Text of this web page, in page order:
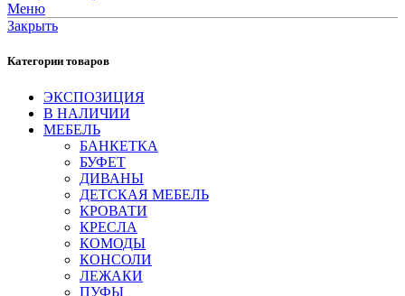
Меню
Закрыть
Категории товаров
ЭКСПОЗИЦИЯ
В НАЛИЧИИ
МЕБЕЛЬ
БАНКЕТКА
БУФЕТ
ДИВАНЫ
ДЕТСКАЯ МЕБЕЛЬ
КРОВАТИ
КРЕСЛА
КОМОДЫ
КОНСОЛИ
ЛЕЖАКИ
ПУФЫ